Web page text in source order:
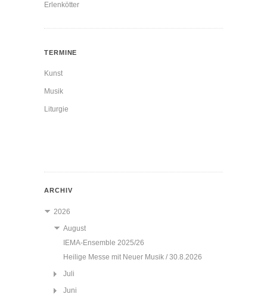
Erlenkötter
TERMINE
Kunst
Musik
Liturgie
ARCHIV
2026
August
IEMA-Ensemble 2025/26
Heilige Messe mit Neuer Musik / 30.8.2026
Juli
Juni